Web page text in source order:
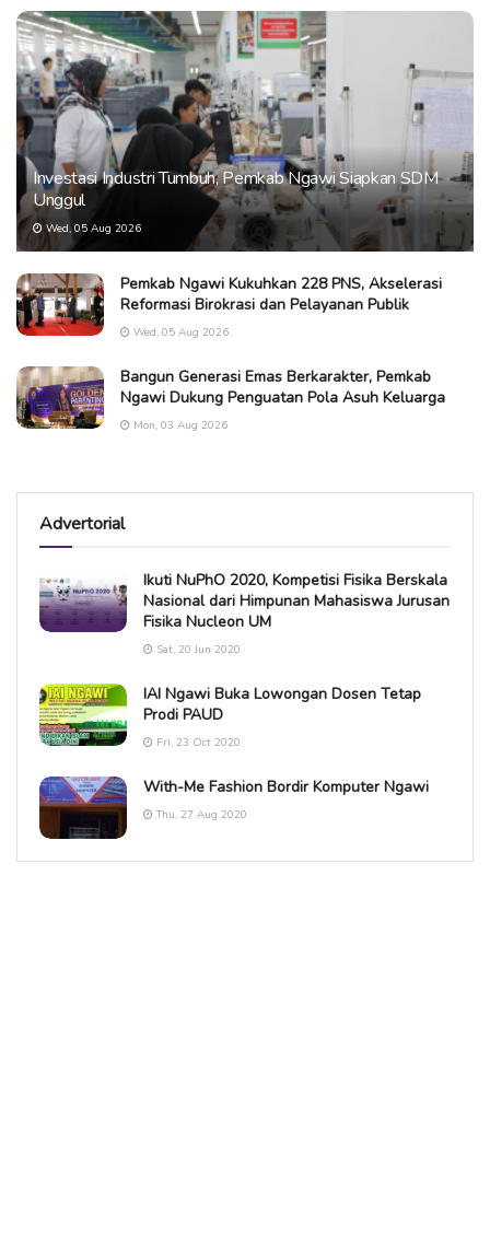
Investasi Industri Tumbuh, Pemkab Ngawi Siapkan SDM
Unggul
Wed, 05 Aug 2026
Pemkab Ngawi Kukuhkan 228 PNS, Akselerasi
Reformasi Birokrasi dan Pelayanan Publik
Wed, 05 Aug 2026
Bangun Generasi Emas Berkarakter, Pemkab
Ngawi Dukung Penguatan Pola Asuh Keluarga
Mon, 03 Aug 2026
Advertorial
Ikuti NuPhO 2020, Kompetisi Fisika Berskala
Nasional dari Himpunan Mahasiswa Jurusan
Fisika Nucleon UM
Sat, 20 Jun 2020
IAI Ngawi Buka Lowongan Dosen Tetap
Prodi PAUD
Fri, 23 Oct 2020
With-Me Fashion Bordir Komputer Ngawi
Thu, 27 Aug 2020